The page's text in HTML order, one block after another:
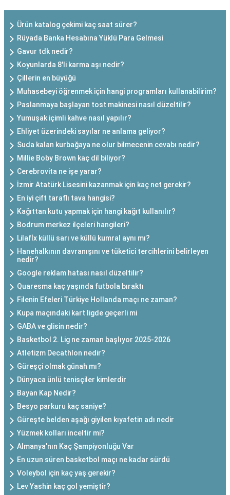
Ürün katalog çekimi kaç saat sürer?
Rüyada Banka Hesabına Yüklü Para Gelmesi
Gavur tdk nedir?
Koyunlarda 8'li karma aşı nedir?
Çillerin en büyüğü
Muhasebeyi öğrenmek için hangi programları kullanabilirim?
Paslanmaya başlayan tost makinesi nasıl düzeltilir?
Yumuşak içimli kahve nasıl yapılır?
Ehliyet üzerindeki sayılar ne anlama geliyor?
Suda kalan kurbağaya ne olur bilmecenin cevabı nedir?
Millie Boby Brown kaç dil biliyor?
Cerebrovita ne işe yarar?
İzmir Atatürk Lisesini kazanmak için kaç net gerekir?
En iyi çift taraflı tava hangisi?
Kağıttan kutu yapmak için hangi kağıt kullanılır?
Bodrum merkez ilçeleri hangileri?
Lilafİx küllü sarı ve küllü kumral aynı mı?
Hanehalkının davranışını ve tüketici tercihlerini belirleyen
nedir?
Google reklam hatası nasıl düzeltilir?
Quaresma kaç yaşında futbola bıraktı
Filenin Efeleri Türkiye Hollanda maçı ne zaman?
Kupa maçındaki kart ligde geçerli mi
GABA ve glisin nedir?
Basketbol 2. Lig ne zaman başlıyor 2025-2026
Atletizm Decathlon nedir?
Güreşçi olmak günah mı?
Dünyaca ünlü tenisçiler kimlerdir
Bayan Kap Nedir?
Besyo parkuru kaç saniye?
Güreşte belden aşağı giyilen kıyafetin adı nedir
Yüzmek kolları inceltir mi?
Almanya'nın Kaç Şampiyonluğu Var
En uzun süren basketbol maçı ne kadar sürdü
Voleybol için kaç yaş gerekir?
Lev Yashin kaç gol yemiştir?